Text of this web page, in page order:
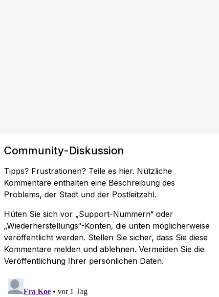
Community-Diskussion
Tipps? Frustrationen? Teile es hier. Nützliche
Kommentare enthalten eine Beschreibung des
Problems, der Stadt und der Postleitzahl.
Hüten Sie sich vor „Support-Nummern“ oder
„Wiederherstellungs“-Konten, die unten möglicherweise
veröffentlicht werden. Stellen Sie sicher, dass Sie diese
Kommentare melden und ablehnen. Vermeiden Sie die
Veröffentlichung Ihrer persönlichen Daten.